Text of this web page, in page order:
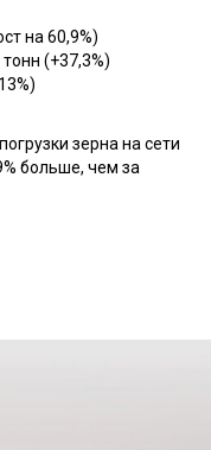
на 60,9%)
(+37,3%)
зерна на сети
больше, чем за